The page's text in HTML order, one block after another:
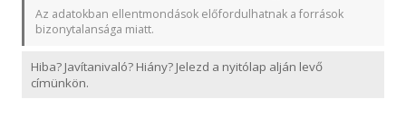
Az adatokban ellentmondások előfordulhatnak a források
bizonytalansága miatt.
Hiba? Javítanivaló? Hiány? Jelezd a nyitólap alján levő
címünkön.